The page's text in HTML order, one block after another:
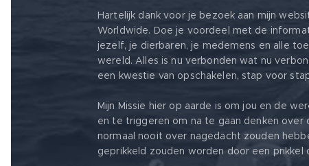
Hartelijk dank voor je bezoek aan mijn
Worldwide. Doe je voordeel met de
jezelf, je dierbaren, je medemens en alle
wereld. Alles is nu verbonden wat nu
een kwestie van opschakelen, stap voor
Mijn Missie hier op aarde is om jou en de
en te triggeren om na te gaan denken over
normaal nooit over nagedacht zouden
geprikkeld zouden worden door een prikkel